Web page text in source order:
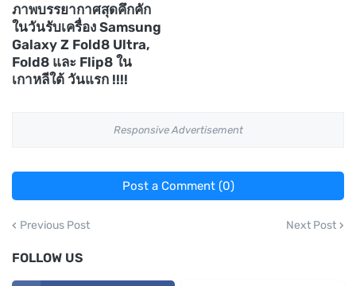
ภาพบรรยากาศสุดคึกคัก
ในวันรับเครื่อง Samsung
Galaxy Z Fold8 Ultra,
Fold8 และ Flip8 ใน
เกาหลีใต้ วันแรก !!!!
Responsive Advertisement
Post a Comment (0)
Previous Post Next Post
FOLLOW US